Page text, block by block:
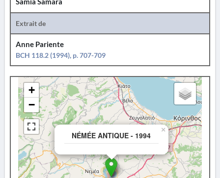
Samia Samara
Extrait de
Anne Pariente
BCH 118.2 (1994), p. 707-709
NÉMÉE ANTIQUE - 1994
×
+
−